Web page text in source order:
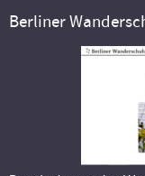
Berliner